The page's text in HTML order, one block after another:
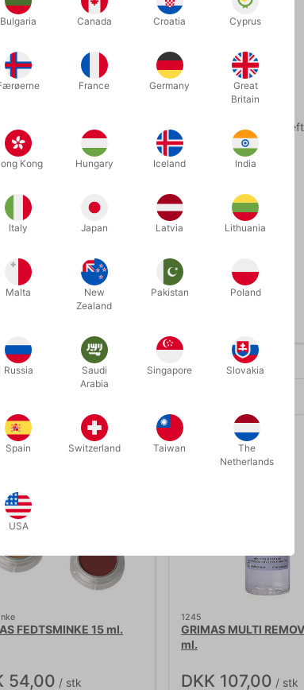
og ansigtsmalernes foretrukne mærke verden over.
Remover Pure eller Make-up Remover. Afrens huden
produkter
FEDTSMINKE 15 ml.
54,00 / stk
1245
GRIMAS MULTI
ml.
DKK 107,00 / stk
Bulgaria Canada Croatia Cyprus
France Germany
Great
Britain
Kong Hungary Iceland India
Italy Japan Latvia Lithuania
Malta
New
Zealand
Pakistan Poland
Russia
Saudi
Arabia
Singapore Slovakia
Spain Switzerland Taiwan
The
Netherlands
USA